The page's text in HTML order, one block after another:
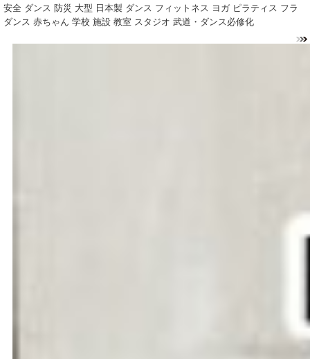
安全 ダンス 防災 大型 日本製 ダンス フィットネス ヨガ ピラティス フラ
ダンス 赤ちゃん 学校 施設 教室 スタジオ 武道・ダンス必修化